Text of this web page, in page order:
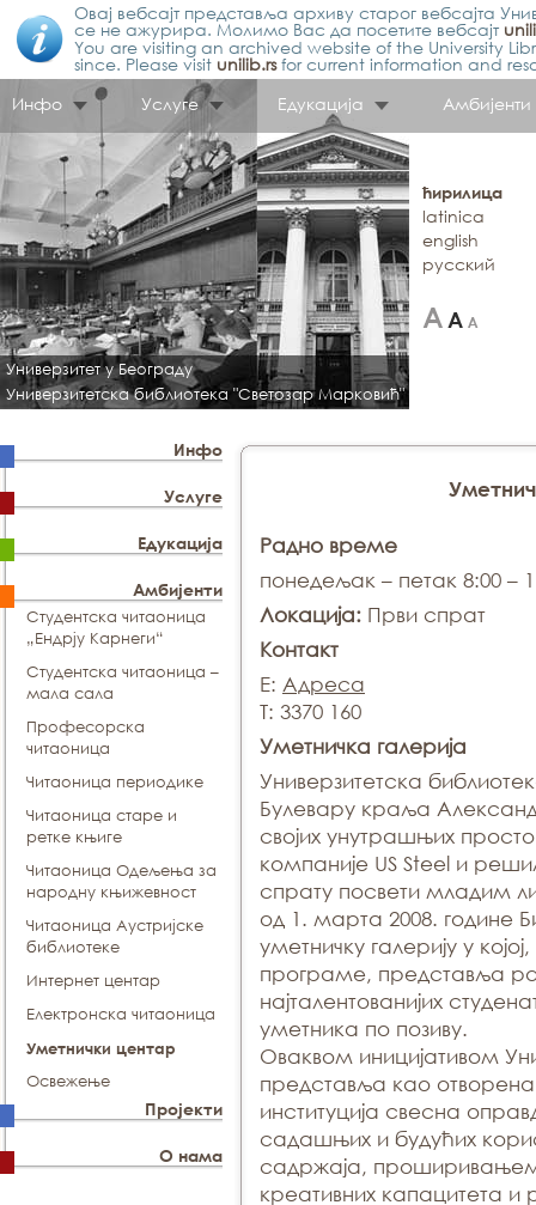
Овај вебсајт представља архиву старог вебсајта
се не ажурира. Молимо Вас да посетите вебсајт
You are visiting an archived website of the University
since. Please visit unilib.rsfor current information and
Инфо
Услуге Едукација Амбијенти
Универзитет у Београду
Универзитетска библиотека "Светозар Марковић"
ћирилица
latinica
english
русский
Инфо
Услуге
Едукација
Амбијенти
Студентска читаоница
„Ендрју Карнеги“
Студентска читаоница –
мала сала
Професорска
читаоница
Читаоница периодике
Читаоница старе и
ретке књиге
Читаоница Одељења за
народну књижевност
Читаоница Аустријске
библиотеке
Интернет центар
Електронска читаоница
Уметнички центар
Освежење
Пројекти
О нама
Радно време
понедељак – петак 8:00 –
Локација: Први спрат
Контакт
E: Адреса
T: 3370 160
Уметничка галерија
Универзитетска
Булевару краља
својих унутрашњих
компаније US Steel и
спрату посвети младим
од 1. марта 2008. годинe
уметничку галерију у
програме, представљa
најталентованијих
уметника по позиву.
Оваквом иницијативом
представља као
институција свесна
садашњих и будућих
садржаја,
креативних капацитета